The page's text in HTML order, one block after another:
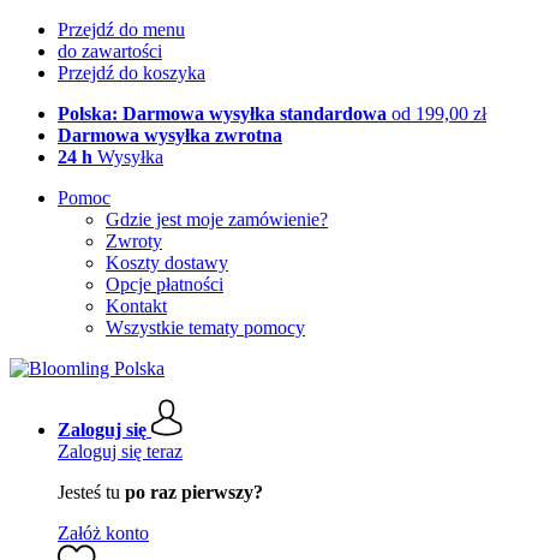
Przejdź do menu
do zawartości
Przejdź do koszyka
Polska: Darmowa wysyłka standardowa od 199,00 zł
Darmowa wysyłka zwrotna
24 h Wysyłka
Pomoc
Gdzie jest moje zamówienie?
Zwroty
Koszty dostawy
Opcje płatności
Kontakt
Wszystkie tematy pomocy
Zaloguj się
Zaloguj się teraz
Jesteś tu po raz pierwszy?
Załóż konto